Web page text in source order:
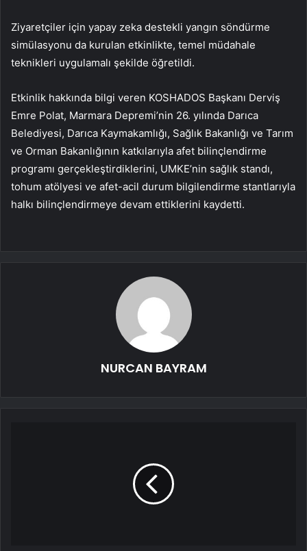
Ziyaretçiler için yapay zeka destekli yangın söndürme
simülasyonu da kurulan etkinlikte, temel müdahale
teknikleri uygulamalı şekilde öğretildi.
Etkinlik hakkında bilgi veren KOSHADOS Başkanı Derviş
Emre Polat, Marmara Depremi’nin 26. yılında Darıca
Belediyesi, Darıca Kaymakamlığı, Sağlık Bakanlığı ve Tarım
ve Orman Bakanlığının katkılarıyla afet bilinçlendirme
programı gerçekleştirdiklerini, UMKE’nin sağlık standı,
tohum atölyesi ve afet-acil durum bilgilendirme stantlarıyla
halkı bilinçlendirmeye devam ettiklerini kaydetti.
NURCAN BAYRAM